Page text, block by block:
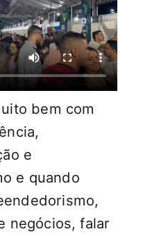
bem com
e
e quando
negócios, falar